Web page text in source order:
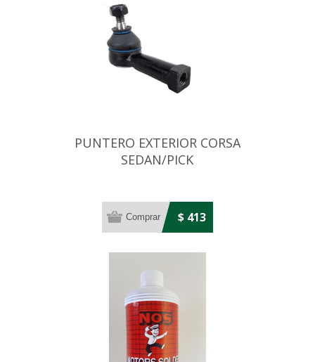
PUNTERO EXTERIOR CORSA
SEDAN/PICK
$ 413